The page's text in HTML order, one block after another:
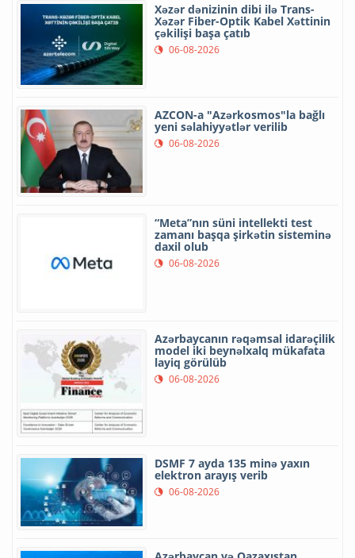
Xəzər dənizinin dibi ilə Trans-
Xəzər Fiber-Optik Kabel Xəttinin
çəkilişi başa çatıb
06-08-2026
AZCON-a "Azərkosmos"la bağlı
yeni səlahiyyətlər verilib
06-08-2026
“Meta”nın süni intellekti test
zamanı başqa şirkətin sisteminə
daxil olub
06-08-2026
Azərbaycanın rəqəmsal idarəçilik
model iki beynəlxalq mükafata
layiq görülüb
06-08-2026
DSMF 7 ayda 135 minə yaxın
elektron arayış verib
06-08-2026